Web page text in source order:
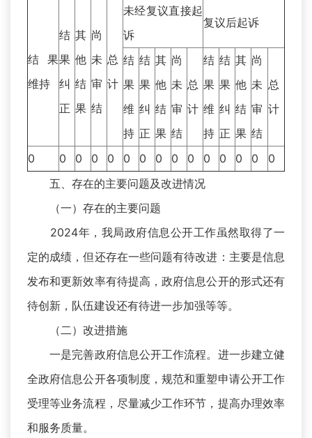
结果
维持
结
果
纠
正
其
他
结
果
尚
未
审
结
总
计
未经复议直接起
诉
复议后起诉
结
果
维
持
结
果
纠
正
其
他
结
果
尚
未
审
结
总
计
结
果
维
持
结
果
纠
正
其
他
结
果
尚
未
审
结
总
计
0 0 0 0 0 0 0 0 0 0 0 0 0 0
0
五、存在的主要问题及改进情况
（一）存在的主要问题
2024年，我局政府信息公开工作虽然取得了一
定的成绩，但还存在一些问题有待改进：主要是信息
发布和更新效率有待提高，政府信息公开的形式还有
待创新，队伍建设还有待进一步加强等等。
（二）改进措施
一是完善政府信息公开工作流程。进一步建立健
全政府信息公开各项制度，规范和重塑申请公开工作
受理等业务流程，尽量减少工作环节，提高办理效率
和服务质量。